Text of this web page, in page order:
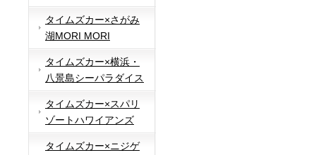
タイムズカー×さがみ
湖MORI MORI
タイムズカー×横浜・
八景島シーパラダイス
タイムズカー×スパリ
ゾートハワイアンズ
タイムズカー×ニジゲ